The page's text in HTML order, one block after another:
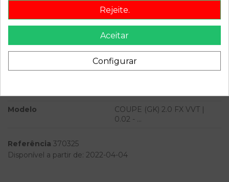
84.000
Bastidor
KMHHN61DP2U024914
Vermelho
Gasolina
Modelo
COUPE (GK) 2.0 FX VVT |
0.02 - ...
Referência 370325
Disponível a partir de: 2022-04-04
Rejeite.
Aceitar
Configurar